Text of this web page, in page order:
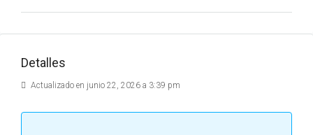
Detalles
Actualizado en junio 22, 2026 a 3:39 pm